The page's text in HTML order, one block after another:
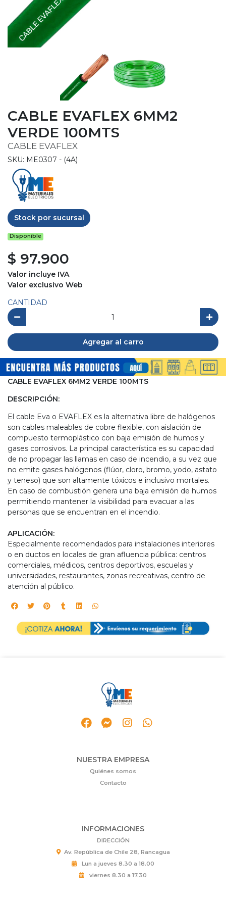
CABLE EVAFLEX 6MM2
VERDE 100MTS
CABLE EVAFLEX
SKU: ME0307 - (4A)
Stock por sucursal
Disponible
$ 97.900
Valor incluye IVA
Valor exclusivo Web
CANTIDAD
Agregar al carro
CABLE EVAFLEX 6MM2 VERDE 100MTS
DESCRIPCIÓN:
El cable Eva o EVAFLEX es la alternativa libre de halógenos
son cables maleables de cobre flexible, con aislación de
compuesto termoplástico con baja emisión de humos y
gases corrosivos. La principal característica es su capacidad
de no propagar las llamas en caso de incendio, a su vez que
no emite gases halógenos (flúor, cloro, bromo, yodo, astato
y teneso) que son altamente tóxicos e inclusivo mortales.
En caso de combustión genera una baja emisión de humos
permitiendo mantener la visibilidad para evacuar a las
personas que se encuentran en el incendio.
APLICACIÓN:
Especialmente recomendados para instalaciones interiores
o en ductos en locales de gran afluencia pública: centros
comerciales, médicos, centros deportivos, escuelas y
universidades, restaurantes, zonas recreativas, centro de
atención al público.
NUESTRA EMPRESA
Quiénes somos
Contacto
INFORMACIONES
DIRECCIÓN
Av. República de Chile 28, Rancagua
Lun a jueves 8.30 a 18.00
viernes 8.30 a 17.30